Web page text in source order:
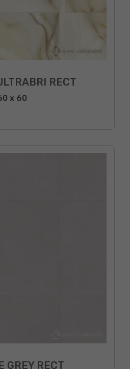
RECT
x 60
GREY RECT